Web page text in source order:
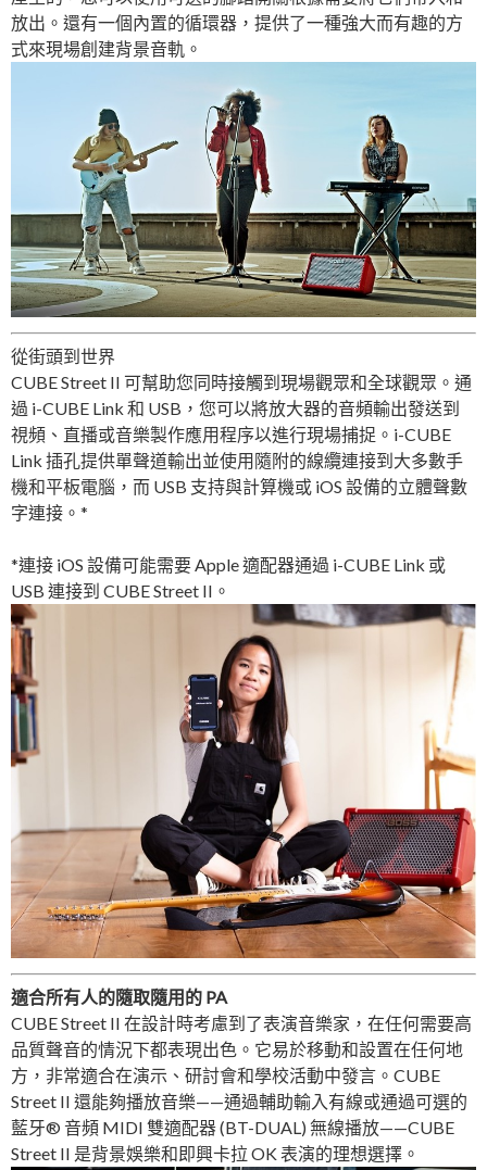
放出。還有一個內置的循環器，提供了一種強大而有趣的方
式來現場創建背景音軌。
從街頭到世界
CUBE Street II 可幫助您同時接觸到現場觀眾和全球觀眾。通
過 i-CUBE Link 和 USB，您可以將放大器的音頻輸出發送到
視頻、直播或音樂製作應用程序以進行現場捕捉。i-CUBE
Link 插孔提供單聲道輸出並使用隨附的線纜連接到大多數手
機和平板電腦，而 USB 支持與計算機或 iOS 設備的立體聲數
字連接。*
*連接 iOS 設備可能需要 Apple 適配器通過 i-CUBE Link 或
USB 連接到 CUBE Street II。
適合所有人的隨取隨用的 PA
CUBE Street II 在設計時考慮到了表演音樂家，在任何需要高
品質聲音的情況下都表現出色。它易於移動和設置在任何地
方，非常適合在演示、研討會和學校活動中發言。CUBE
Street II 還能夠播放音樂——通過輔助輸入有線或通過可選的
藍牙® 音頻 MIDI 雙適配器 (BT-DUAL) 無線播放——CUBE
Street II 是背景娛樂和即興卡拉 OK 表演的理想選擇。